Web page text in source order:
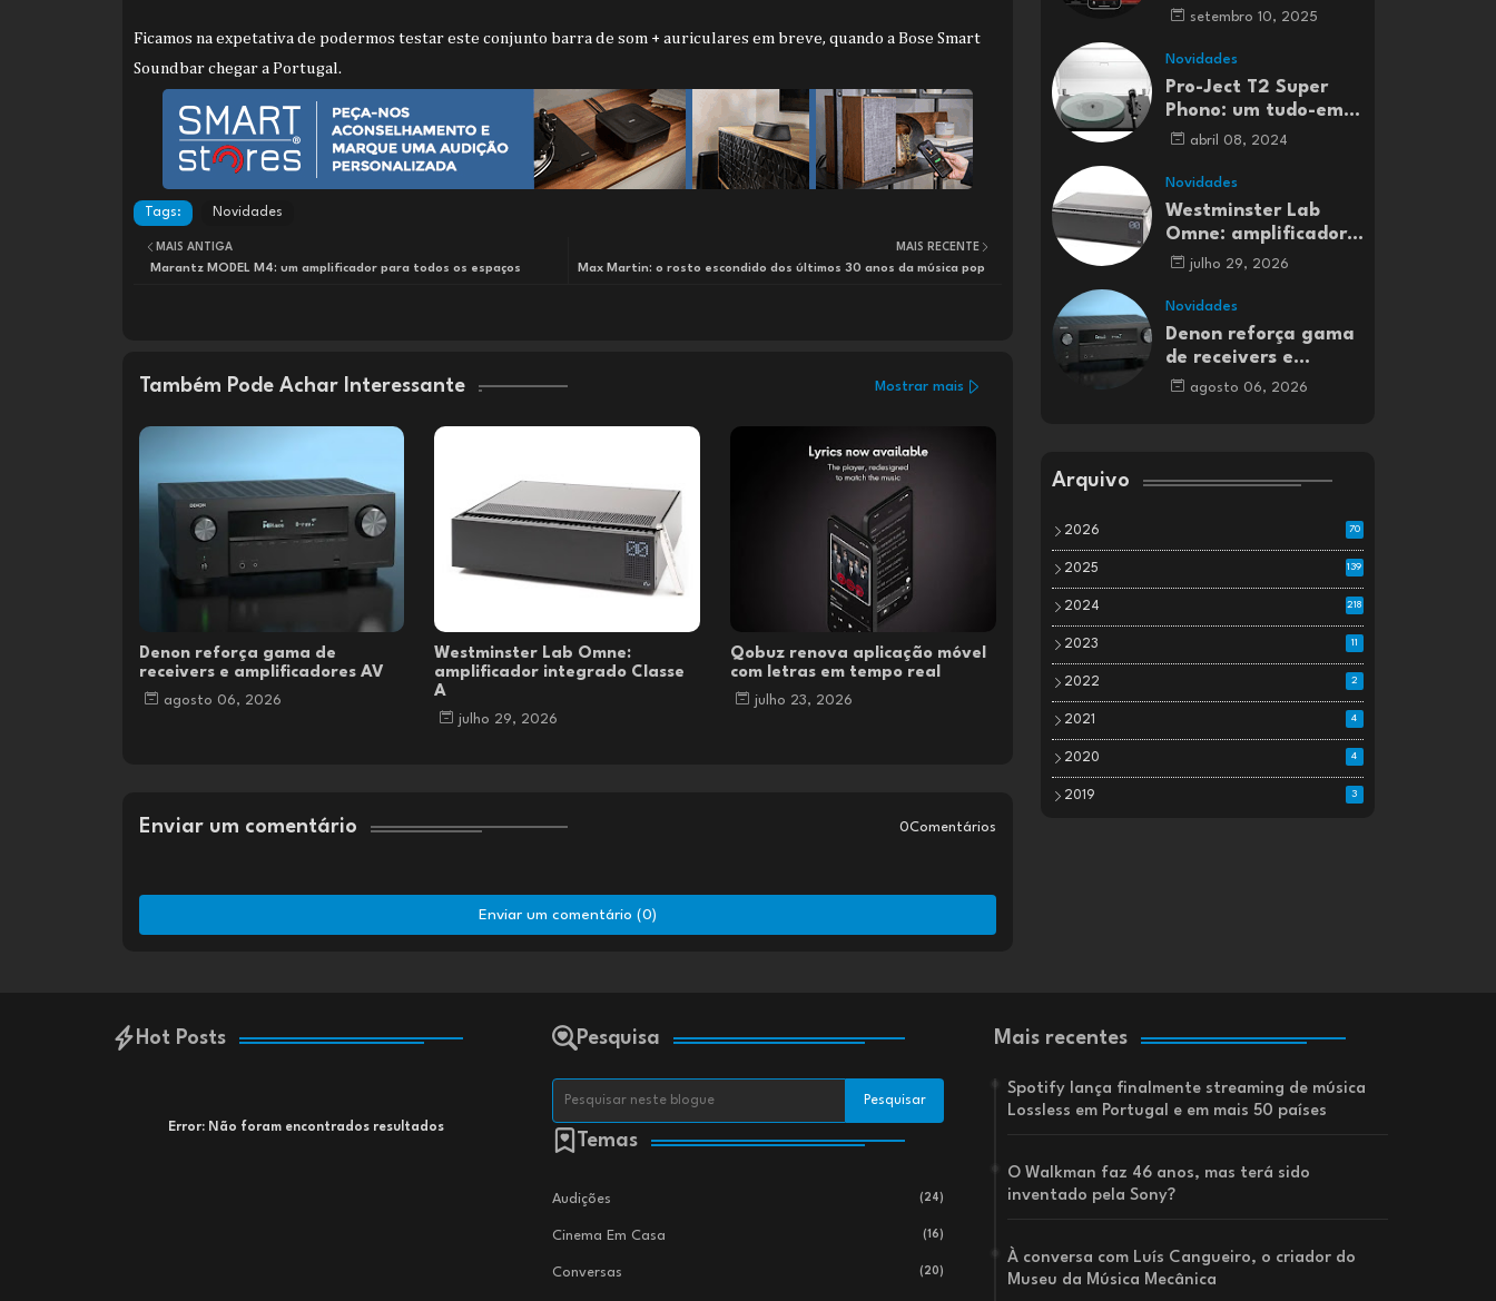
Ficamos na expetativa de podermos testar este conjunto barra de som + auriculares em breve, quando a Bose Smart
Soundbar chegar a Portugal.
Tags: Novidades
MAIS RECENTE
Max Martin: o rosto escondido dos últimos 30 anos da música pop
MAIS ANTIGA
Marantz MODEL M4: um amplificador para todos os espaços
Também Pode Achar Interessante Mostrar mais
Denon reforça gama de
receivers e amplificadores AV
agosto 06, 2026
Westminster Lab Omne:
amplificador integrado Classe
A
julho 29, 2026
Qobuz renova aplicação móvel
com letras em tempo real
julho 23, 2026
Enviar um comentário 0Comentários
Enviar um comentário (0)
streaming de música
e em mais 50 países
setembro 10, 2025
Novidades
Pro-Ject T2 Super
Phono: um tudo-em-
um para entusiastas
abril 08, 2024
Novidades
Westminster Lab
Omne: amplificador
integrado Classe A
julho 29, 2026
Novidades
Denon reforça gama
de receivers e
amplificadores AV
agosto 06, 2026
Arquivo
2026 70
2025 139
2024 218
2023 11
2022 2
2021 4
2020 4
2019 3
Hot Posts
Error: Não foram encontrados resultados
Pesquisa
Temas
Audições (24)
Cinema Em Casa (16)
Conversas (20)
Mais recentes
Spotify lança finalmente streaming de música
Lossless em Portugal e em mais 50 países
O Walkman faz 46 anos, mas terá sido
inventado pela Sony?
À conversa com Luís Cangueiro, o criador do
Museu da Música Mecânica